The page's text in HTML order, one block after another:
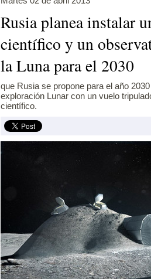
Rusia planea instalar
científico y un
la Luna para el 2030
que Rusia se propone para el año
exploración Lunar con un vuelo
científico.